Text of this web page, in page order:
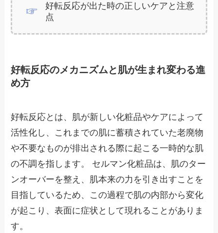
好転反応が出た時の正しいケアと注意
点
好転反応のメカニズムと肌が生まれ変わる進
め方
好転反応とは、肌が新しい化粧品やケアによって
活性化し、これまでの肌に蓄積されていた老廃物
や不要なものが排出される際に起こる一時的な肌
の不調を指します。 セルマン化粧品は、肌のター
ンオーバーを整え、肌本来の力を引き出すことを
目指しているため、この過程で肌の内部から変化
が起こり、表面に症状として現れることがありま
す。